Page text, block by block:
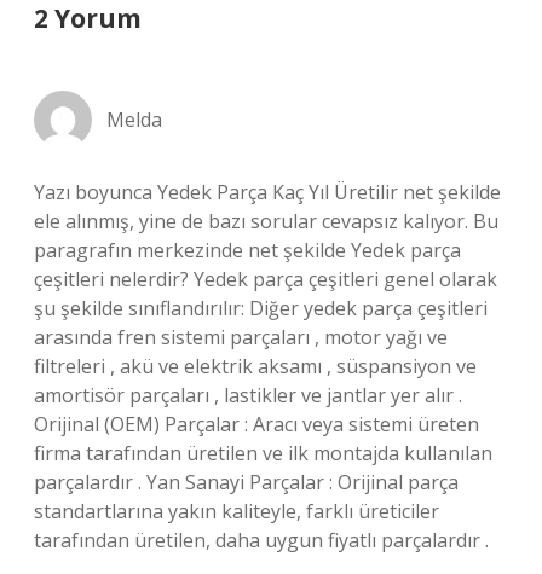
2 Yorum
Melda
Yazı boyunca Yedek Parça Kaç Yıl Üretilir net şekilde
ele alınmış, yine de bazı sorular cevapsız kalıyor. Bu
paragrafın merkezinde net şekilde Yedek parça
çeşitleri nelerdir? Yedek parça çeşitleri genel olarak
şu şekilde sınıflandırılır: Diğer yedek parça çeşitleri
arasında fren sistemi parçaları , motor yağı ve
filtreleri , akü ve elektrik aksamı , süspansiyon ve
amortisör parçaları , lastikler ve jantlar yer alır .
Orijinal (OEM) Parçalar : Aracı veya sistemi üreten
firma tarafından üretilen ve ilk montajda kullanılan
parçalardır . Yan Sanayi Parçalar : Orijinal parça
standartlarına yakın kaliteyle, farklı üreticiler
tarafından üretilen, daha uygun fiyatlı parçalardır .